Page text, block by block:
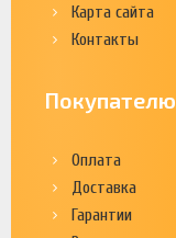
Карта сайта
Контакты
Покупателю
Оплата
Доставка
Гарантии